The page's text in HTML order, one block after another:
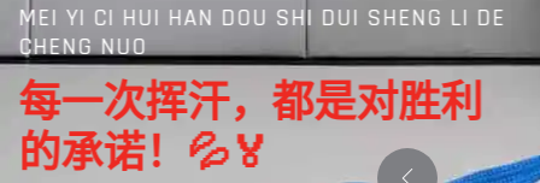
MEI YI CI HUI HAN DOU SHI DUI SHENG LI DE
CHENG NUO
每一次挥汗，都是对胜利
的承诺！💦🏅